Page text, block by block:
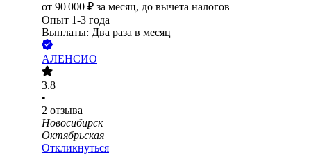
от 90 000 ₽ за месяц, до вычета налогов
Опыт 1-3 года
Выплаты: Два раза в месяц
АЛЕНСИО
3.8
•
2 отзыва
Новосибирск
Октябрьская
Откликнуться